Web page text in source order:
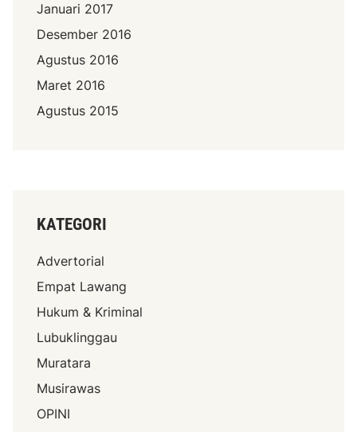
Januari 2017
Desember 2016
Agustus 2016
Maret 2016
Agustus 2015
KATEGORI
Advertorial
Empat Lawang
Hukum & Kriminal
Lubuklinggau
Muratara
Musirawas
OPINI